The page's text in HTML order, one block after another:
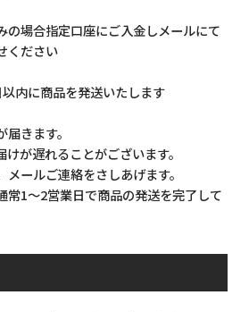
の場合指定口座にご入金しメールにて
ください
内に商品を発送いたします
きます。
が遅れることがございます。
ールご連絡をさしあげます。
常1～2営業日で商品の発送を完了して